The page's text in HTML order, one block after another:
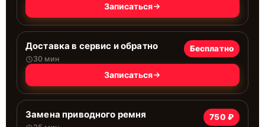
Записаться
Доставка в сервис и обратно
30 мин
Бесплатно
Записаться
Замена приводного ремня 750 ₽